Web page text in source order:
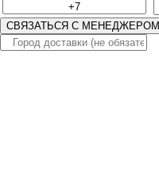
СВЯЗАТЬСЯ С МЕНЕДЖЕРОМ